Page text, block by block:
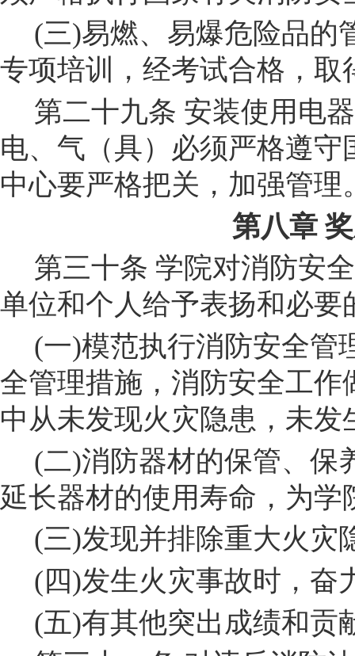
(三)易燃、易爆危险品的
专项培训，经考试合格，取
第二十九条 安装使用电
电、气（具）必须严格遵
中心要严格把关，加强管理
第八章
第三十条 学院对消防安
单位和个 人给予表扬和必要
(一)模范执行消防安全管
全管理措施，消防安全工
中从未发现火灾隐患，未发
(二)消防器材的保管、保
延长器材的使用寿命，为学
(三)发现并排除重大火灾
( 四)发生火灾事故时，奋
(五)有其他突出成绩和贡